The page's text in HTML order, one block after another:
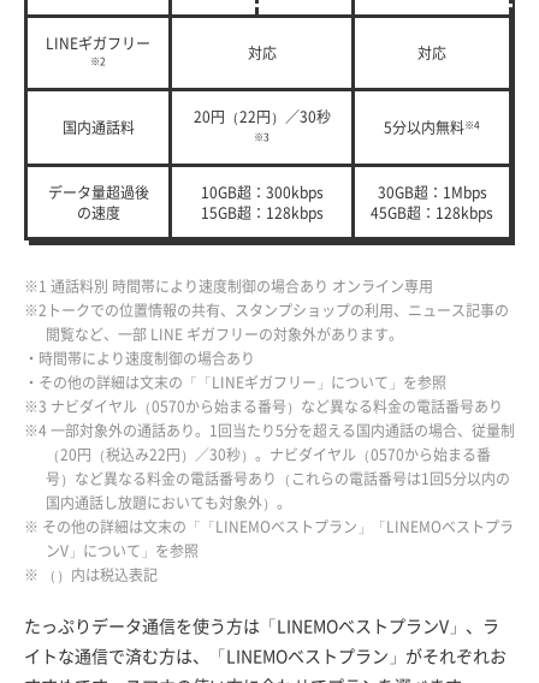
LINEギガフリー
※2 対応 対応
国内通話料
20円（22円）／30秒
※3 5分以内無料※4
データ量超過後
の速度
10GB超：300kbps
15GB超：128kbps
30GB超：1Mbps
45GB超：128kbps
※1 通話料別 時間帯により速度制御の場合あり オンライン専用
※2トークでの位置情報の共有、スタンプショップの利用、ニュース記事の
閲覧など、一部 LINE ギガフリーの対象外があります。
・時間帯により速度制御の場合あり
・その他の詳細は文末の「「LINEギガフリー」について」を参照
※3 ナビダイヤル（0570から始まる番号）など異なる料金の電話番号あり
※4 一部対象外の通話あり。1回当たり5分を超える国内通話の場合、従量制
（20円（税込み22円）／30秒）。ナビダイヤル（0570から始まる番
号）など異なる料金の電話番号あり（これらの電話番号は1回5分以内の
国内通話し放題においても対象外）。
※ その他の詳細は文末の「「LINEMOベストプラン」「LINEMOベストプラ
ンV」について」を参照
※ （）内は税込表記
たっぷりデータ通信を使う方は「LINEMOベストプランV」、ラ
イトな通信で済む方は、「LINEMOベストプラン」がそれぞれお